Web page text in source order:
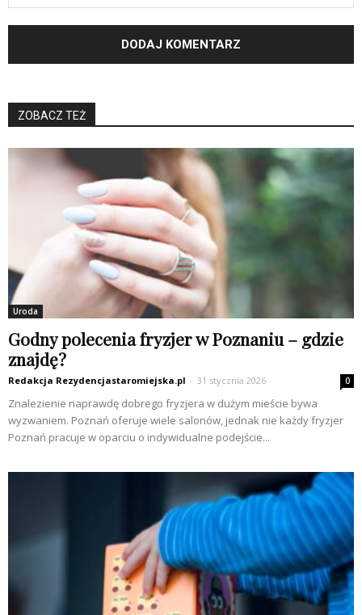
ZOBACZ TEŻ
Uroda
Godny polecenia fryzjer w Poznaniu – gdzie
znajdę?
Redakcja Rezydencjastaromiejska.pl - 31 stycznia 2026 0
Znalezienie naprawdę dobrego fryzjera w dużym mieście bywa
wyzwaniem. Poznań oferuje wiele salonów, jednak nie każdy fryzjer
Poznań pracuje w oparciu o indywidualne podejście...